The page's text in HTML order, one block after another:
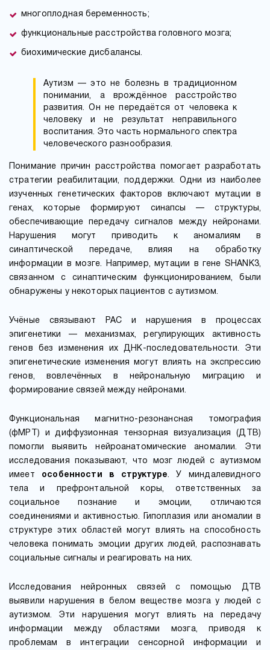
многоплодная беременность;
функциональные расстройства головного мозга;
биохимические дисбалансы.
Аутизм — это не болезнь в традиционном
понимании, а врождённое расстройство
развития. Он не передаётся от человека к
человеку и не результат неправильного
воспитания. Это часть нормального спектра
человеческого разнообразия.
Понимание причин расстройства помогает разработать
стратегии реабилитации, поддержки. Одни из наиболее
изученных генетических факторов включают мутации в
генах, которые формируют синапсы — структуры,
обеспечивающие передачу сигналов между нейронами.
Нарушения могут приводить к аномалиям в
синаптической передаче, влияя на обработку
информации в мозге. Например, мутации в гене SHANK3,
связанном с синаптическим функционированием, были
обнаружены у некоторых пациентов с аутизмом.
Учёные связывают РАС и нарушения в процессах
эпигенетики — механизмах, регулирующих активность
генов без изменения их ДНК-последовательности. Эти
эпигенетические изменения могут влиять на экспрессию
генов, вовлечённых в нейрональную миграцию и
формирование связей между нейронами.
Функциональная магнитно-резонансная томография
(фМРТ) и диффузионная тензорная визуализация (ДТВ)
помогли выявить нейроанатомические аномалии. Эти
исследования показывают, что мозг людей с аутизмом
имеет особенности в структуре. У миндалевидного
тела и префронтальной коры, ответственных за
социальное познание и эмоции, отличаются
соединениями и активностью. Гипоплазия или аномалии в
структуре этих областей могут влиять на способность
человека понимать эмоции других людей, распознавать
социальные сигналы и реагировать на них.
Исследования нейронных связей с помощью ДТВ
выявили нарушения в белом веществе мозга у людей с
аутизмом. Эти нарушения могут влиять на передачу
информации между областями мозга, приводя к
проблемам в интеграции сенсорной информации и